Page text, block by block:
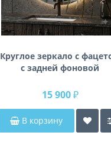
Круглое зеркало с
с задней фоновой
15 900 ₽
В корзину